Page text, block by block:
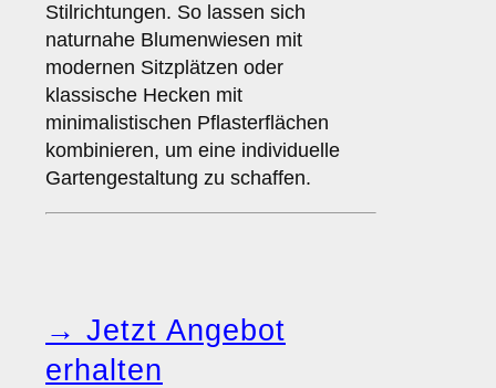
Stilrichtungen. So lassen sich
naturnahe Blumenwiesen mit
modernen Sitzplätzen oder
klassische Hecken mit
minimalistischen Pflasterflächen
kombinieren, um eine individuelle
Gartengestaltung zu schaffen.
→ Jetzt Angebot
erhalten